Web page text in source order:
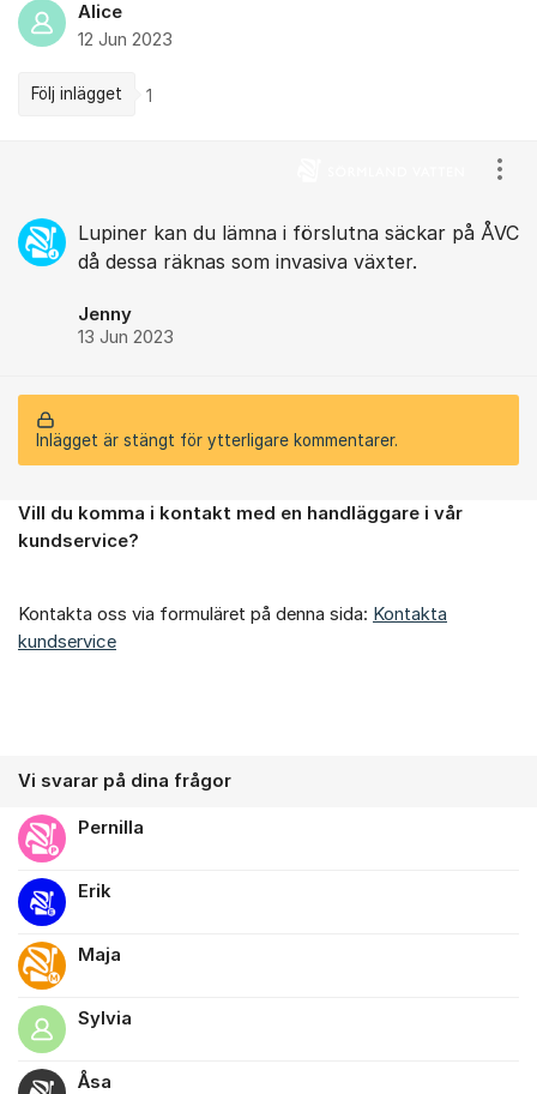
Alice
12 Jun 2023
Följ inlägget 1
Lupiner kan du lämna i förslutna säckar på ÅVC
då dessa räknas som invasiva växter.
Jenny
13 Jun 2023
Inlägget är stängt för ytterligare kommentarer.
Om forumet
Vill du komma i kontakt med en handläggare i vår
kundservice?
Kontakta oss via formuläret på denna sida: Kontakta
kundservice
Vi svarar på dina frågor
Pernilla
Erik
Maja
Sylvia
Åsa